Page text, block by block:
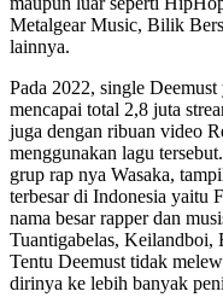
Metalgear Music, Bilik
lainnya.
Pada 2022, single
mencapai total 2,8 juta
juga dengan ribuan video
menggunakan lagu
grup rap nya Wasaka,
terbesar di Indonesia yaitu
nama besar rapper dan
Tuantigabelas, Keilandboi,
Tentu Deemust tidak
dirinya ke lebih banyak